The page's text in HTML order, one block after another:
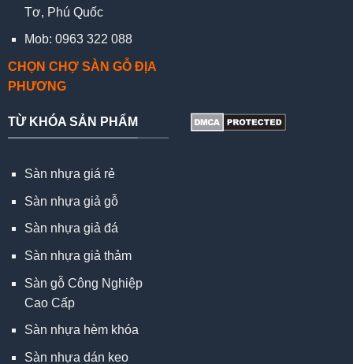
Tơ, Phú Quốc
Mob: 0963 322 088
CHỌN CHỢ SÀN GỖ ĐỊA
PHƯƠNG
TỪ KHÓA SẢN PHẨM
Sàn nhựa giá rẻ
Sàn nhựa giả gỗ
Sàn nhựa giả đá
Sàn nhựa giả thảm
Sàn gỗ Công Nghiệp
Cao Cấp
Sàn nhựa hèm khóa
Sàn nhựa dán keo